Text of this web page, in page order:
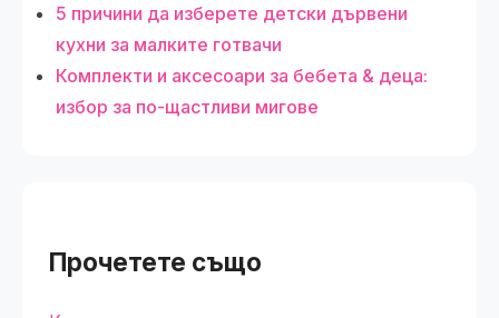
5 причини да изберете детски дървени
кухни за малките готвачи
Комплекти и аксесоари за бебета & деца:
избор за по-щастливи мигове
Прочетете също